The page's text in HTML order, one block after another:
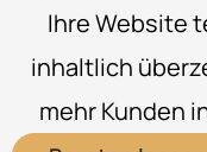
Ihre Website
inhaltlich
mehr Kunden